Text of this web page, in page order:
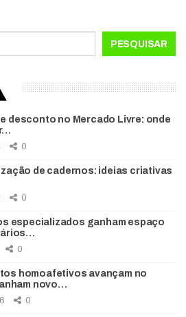
PESQUISAR
desconto no Mercado Livre: onde
0
de cadernos: ideias criativas
0
especializados ganham espaço
0
homoafetivos avançam no
novo…
0